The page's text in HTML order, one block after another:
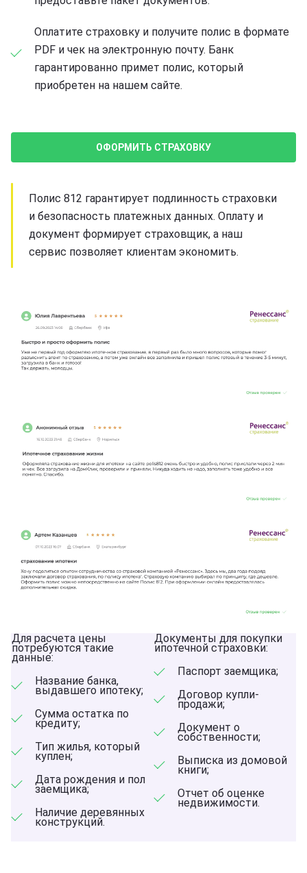
Оплатите страховку и получите полис в формате
PDF и чек на электронную почту. Банк
гарантированно примет полис, который
приобретен на нашем сайте.
ОФОРМИТЬ СТРАХОВКУ
Полис 812 гарантирует подлинность страховки
и безопасность платежных данных. Оплату и
документ формирует страховщик, а наш
сервис позволяет клиентам экономить.
Для расчета цены
потребуются такие
данные:
Название банка,
выдавшего ипотеку;
Сумма остатка по
кредиту;
Тип жилья, который
куплен;
Дата рождения и пол
заемщика;
Наличие деревянных
конструкций.
Документы для покупки
ипотечной страховки:
Паспорт заемщика;
Договор купли-
продажи;
Документ о
собственности;
Выписка из домовой
книги;
Отчет об оценке
недвижимости.